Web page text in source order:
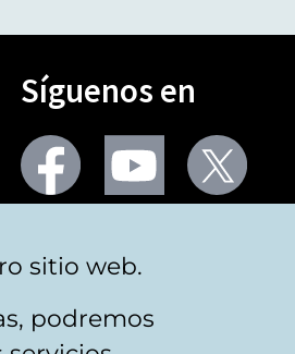
Síguenos en
Seguir
en
facebook
Seguir
en
youtubeX
sitio web.
podremos